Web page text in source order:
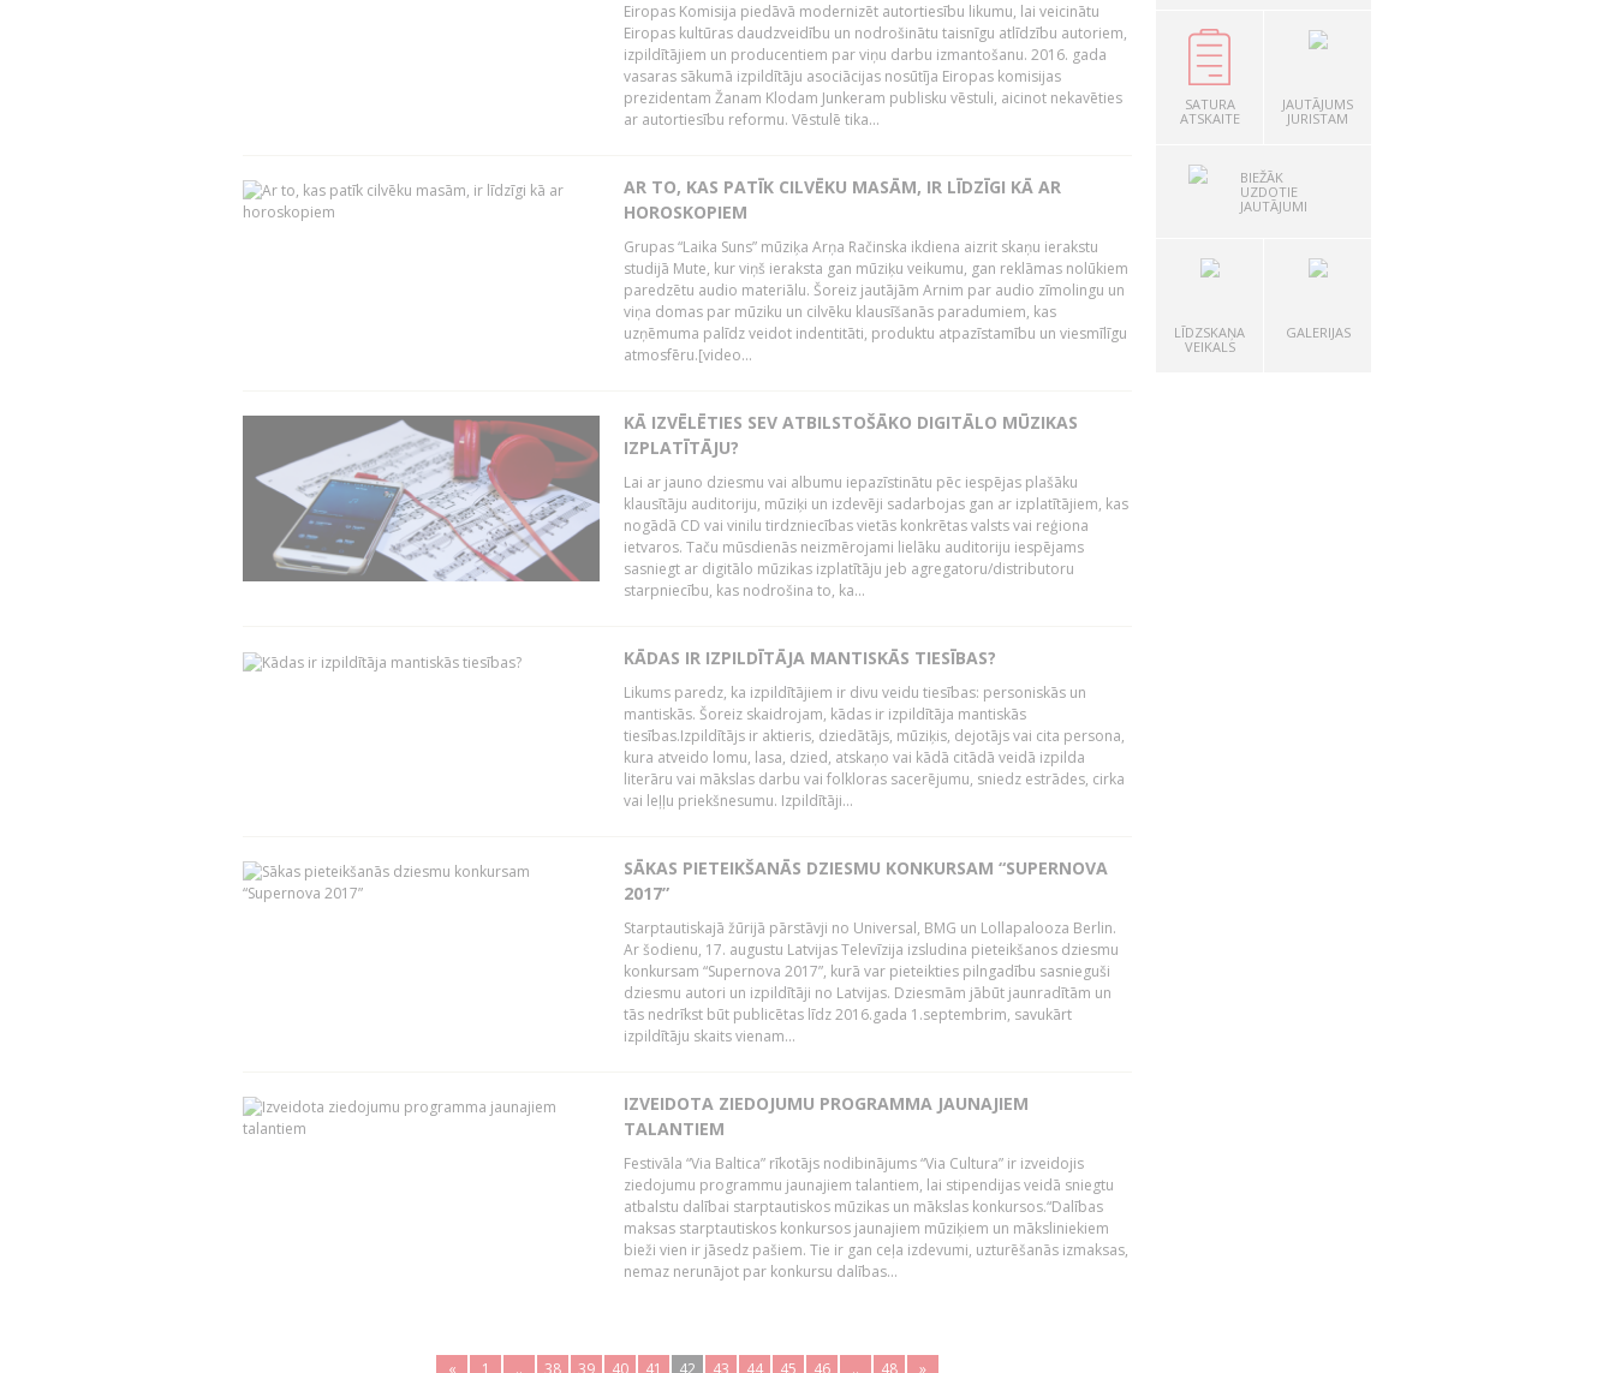
Eiropas Komisija piedāvā modernizēt autortiesību likumu, lai veicinātu
Eiropas kultūras daudzveidību un nodrošinātu taisnīgu atlīdzību autoriem,
izpildītājiem un producentiem par viņu darbu izmantošanu. 2016. gada
vasaras sākumā izpildītāju asociācijas nosūtīja Eiropas komisijas
prezidentam Žanam Klodam Junkeram publisku vēstuli, aicinot nekavēties
ar autortiesību reformu. Vēstulē tika...
AR TO, KAS PATĪK CILVĒKU MASĀM, IR LĪDZĪGI KĀ AR
HOROSKOPIEM
Grupas “Laika Suns” mūziķa Arņa Račinska ikdiena aizrit skaņu ierakstu
studijā Mute, kur viņš ieraksta gan mūziķu veikumu, gan reklāmas nolūkiem
paredzētu audio materiālu. Šoreiz jautājām Arnim par audio zīmolingu un
viņa domas par mūziku un cilvēku klausīšanās paradumiem, kas
uzņēmuma palīdz veidot indentitāti, produktu atpazīstamību un viesmīlīgu
atmosfēru.[video...
KĀ IZVĒLĒTIES SEV ATBILSTOŠĀKO DIGITĀLO MŪZIKAS
IZPLATĪTĀJU?
Lai ar jauno dziesmu vai albumu iepazīstinātu pēc iespējas plašāku
klausītāju auditoriju, mūziķi un izdevēji sadarbojas gan ar izplatītājiem, kas
nogādā CD vai vinilu tirdzniecības vietās konkrētas valsts vai reģiona
ietvaros. Taču mūsdienās neizmērojami lielāku auditoriju iespējams
sasniegt ar digitālo mūzikas izplatītāju jeb agregatoru/distributoru
starpniecību, kas nodrošina to, ka...
KĀDAS IR IZPILDĪTĀJA MANTISKĀS TIESĪBAS?
Likums paredz, ka izpildītājiem ir divu veidu tiesības: personiskās un
mantiskās. Šoreiz skaidrojam, kādas ir izpildītāja mantiskās
tiesības.Izpildītājs ir aktieris, dziedātājs, mūziķis, dejotājs vai cita persona,
kura atveido lomu, lasa, dzied, atskaņo vai kādā citādā veidā izpilda
literāru vai mākslas darbu vai folkloras sacerējumu, sniedz estrādes, cirka
vai leļļu priekšnesumu. Izpildītāji...
SĀKAS PIETEIKŠANĀS DZIESMU KONKURSAM “SUPERNOVA
2017”
Starptautiskajā žūrijā pārstāvji no Universal, BMG un Lollapalooza Berlin.
Ar šodienu, 17. augustu Latvijas Televīzija izsludina pieteikšanos dziesmu
konkursam “Supernova 2017”, kurā var pieteikties pilngadību sasnieguši
dziesmu autori un izpildītāji no Latvijas. Dziesmām jābūt jaunradītām un
tās nedrīkst būt publicētas līdz 2016.gada 1.septembrim, savukārt
izpildītāju skaits vienam...
IZVEIDOTA ZIEDOJUMU PROGRAMMA JAUNAJIEM
TALANTIEM
Festivāla “Via Baltica” rīkotājs nodibinājums “Via Cultura” ir izveidojis
ziedojumu programmu jaunajiem talantiem, lai stipendijas veidā sniegtu
atbalstu dalībai starptautiskos mūzikas un mākslas konkursos.“Dalības
maksas starptautiskos konkursos jaunajiem mūziķiem un māksliniekiem
bieži vien ir jāsedz pašiem. Tie ir gan ceļa izdevumi, uzturēšanās izmaksas,
nemaz nerunājot par konkursu dalības...
« 1 .. 38 39 40 41 42 43 44 45 46 .. 48 »
SATURA
ATSKAITE
JAUTĀJUMS
JURISTAM
BIEŽĀK
UZDOTIE
JAUTĀJUMI
LĪDZSKAŅA
VEIKALS
GALERIJAS